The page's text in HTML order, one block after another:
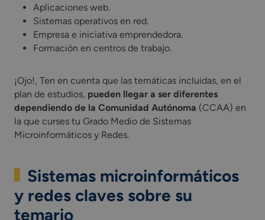
Aplicaciones web.
Sistemas operativos en red.
Empresa e iniciativa emprendedora.
Formación en centros de trabajo.
¡Ojo!, Ten en cuenta que las temáticas incluidas, en el
plan de estudios, pueden llegar a ser diferentes
dependiendo de la Comunidad Autónoma (CCAA) en
la que curses tu Grado Medio de Sistemas
Microinformáticos y Redes.
Sistemas microinformáticos
y redes claves sobre su
temario